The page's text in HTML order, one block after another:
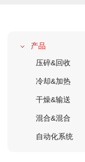
产品
压碎&回收
冷却&加热
干燥&输送
混合&混合
自动化系统